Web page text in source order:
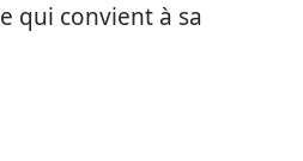
qui convient à sa